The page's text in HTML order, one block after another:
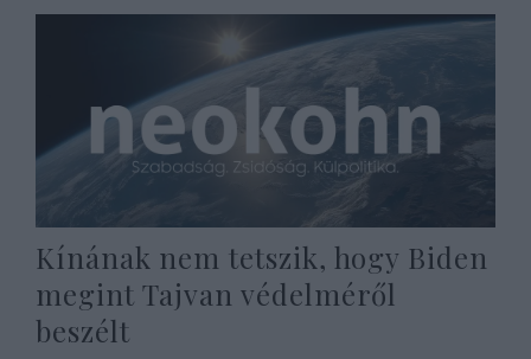
Kínának nem tetszik, hogy Biden
megint Tajvan védelméről
beszélt